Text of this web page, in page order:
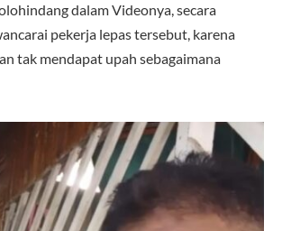
dalam Videonya, secara
pekerja lepas tersebut, karena
tak mendapat upah sebagaimana